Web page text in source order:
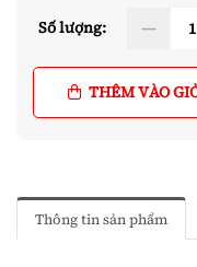
Số lượng:
THÊM VÀO
Thông tin sản phẩm